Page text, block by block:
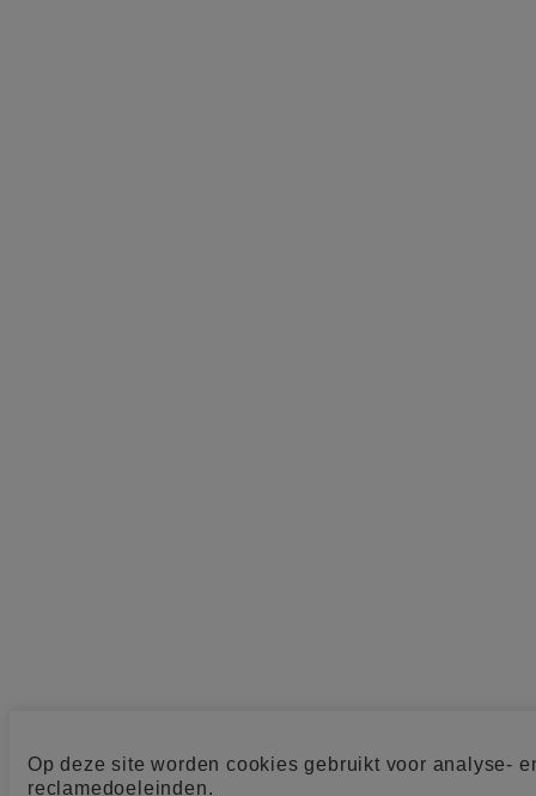
Op deze site worden cookies gebruikt voor analyse-
reclamedoeleinden.